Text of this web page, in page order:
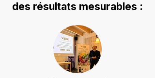
des résultats mesurables :